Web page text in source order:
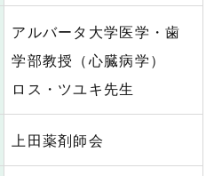
アルバータ大学医学・歯
学部教授（心臓病学）
ロス・ツユキ先生
上田薬剤師会